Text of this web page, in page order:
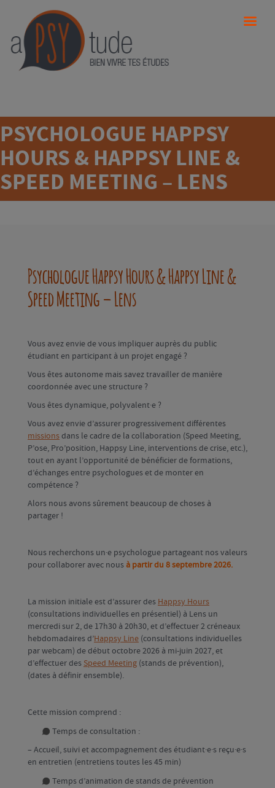
PSYCHOLOGUE HAPPSY
HOURS & HAPPSY LINE &
SPEED MEETING – LENS
Psychologue Happsy Hours & Happsy Line &
Speed Meeting – Lens
Vous avez envie de vous impliquer auprès du public
étudiant en participant à un projet engagé ?
Vous êtes autonome mais savez travailler de manière
coordonnée avec une structure ?
Vous êtes dynamique, polyvalent·e ?
Vous avez envie d’assurer progressivement différentes
missionsdans le cadre de la collaboration (Speed Meeting,
P’ose, Pro’position, Happsy Line, interventions de crise, etc.),
tout en ayant l’opportunité de bénéficier de formations,
d’échanges entre psychologues et de monter en
compétence ?
Alors nous avons sûrement beaucoup de choses à
partager !
Nous recherchons un·e psychologue partageant nos valeurs
pour collaborer avec nous à partir du 8 septembre 2026.
La mission initiale est d’assurer des Happsy Hours
(consultations individuelles en présentiel) à Lens un
mercredi sur 2, de 17h30 à 20h30, et d’effectuer 2 créneaux
hebdomadaires d’Happsy Line (consultations individuelles
par webcam) de début octobre 2026 à mi-juin 2027, et
d’effectuer des Speed Meeting (stands de prévention),
(dates à définir ensemble).
Cette mission comprend :
Temps de consultation :
– Accueil, suivi et accompagnement des étudiant·e·s reçu·e·s
en entretien (entretiens toutes les 45 min)
Temps d’animation de stands de prévention